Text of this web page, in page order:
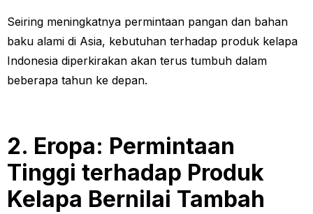
Seiring meningkatnya permintaan pangan dan bahan
baku alami di Asia, kebutuhan terhadap produk kelapa
Indonesia diperkirakan akan terus tumbuh dalam
beberapa tahun ke depan.
2. Eropa: Permintaan
Tinggi terhadap Produk
Kelapa Bernilai Tambah